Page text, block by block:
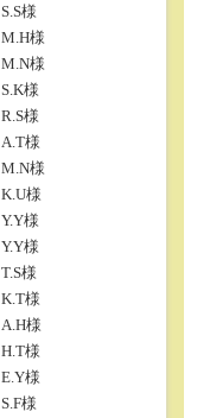
S.S様
M.H様
M.N様
S.K様
R.S様
A.T様
M.N様
K.U様
Y.Y様
Y.Y様
T.S様
K.T様
A.H様
H.T様
E.Y様
S.F様